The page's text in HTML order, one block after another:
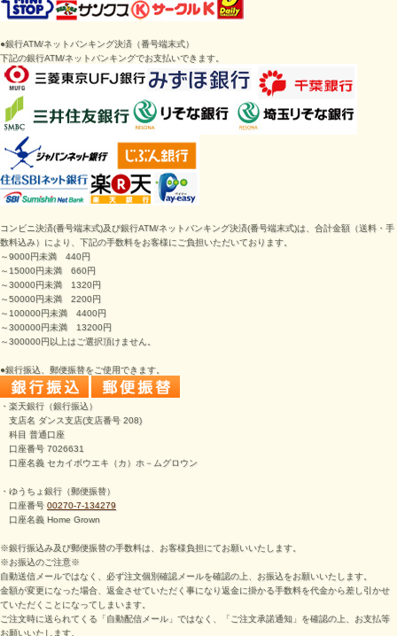
●銀行ATM/ネットバンキング決済 （番号端末式）
下記の銀行ATM/ネットバンキングでお支払いできます。
コンビニ決済(番号端末式)及び銀行ATM/ネットバンキング決済(番号端末式)は、 合計金額（送料・手
数料込み）により、下記の手数料をお客様にご負担いただいております。
～9000円未満 440円
～15000円未満 660円
～30000円未満 1320円
～50000円未満 2200円
～100000円未満 4400円
～300000円未満 13200円
～300000円以上はご選択頂けません。
●銀行振込、郵便振替をご使用できます。
・楽天銀行（銀行振込）
支店名 ダンス支店(支店番号 208)
科目 普通口座
口座番号 7026631
口座名義 セカイボウエキ（カ）ホ－ムグロウン
・ゆうちょ銀行（郵便振替）
口座番号 00270-7-134279
口座名義 Home Grown
※銀行振込み及び郵便振替の手数料は、お客様負担にてお願いいたします。
※お振込のご注意※
自動送信メールではなく、必ず注文個別確認メールを確認の上、お振込をお願いいたします。
金額が変更になった場合、返金させていただく事になり返金に掛かる手数料を代金から差し引かせ
ていただくことになってしまいます。
ご注文時に送られてくる「自動配信メール」ではなく、「ご注文承諾通知」を確認の上、お支払等
お願いいたします。